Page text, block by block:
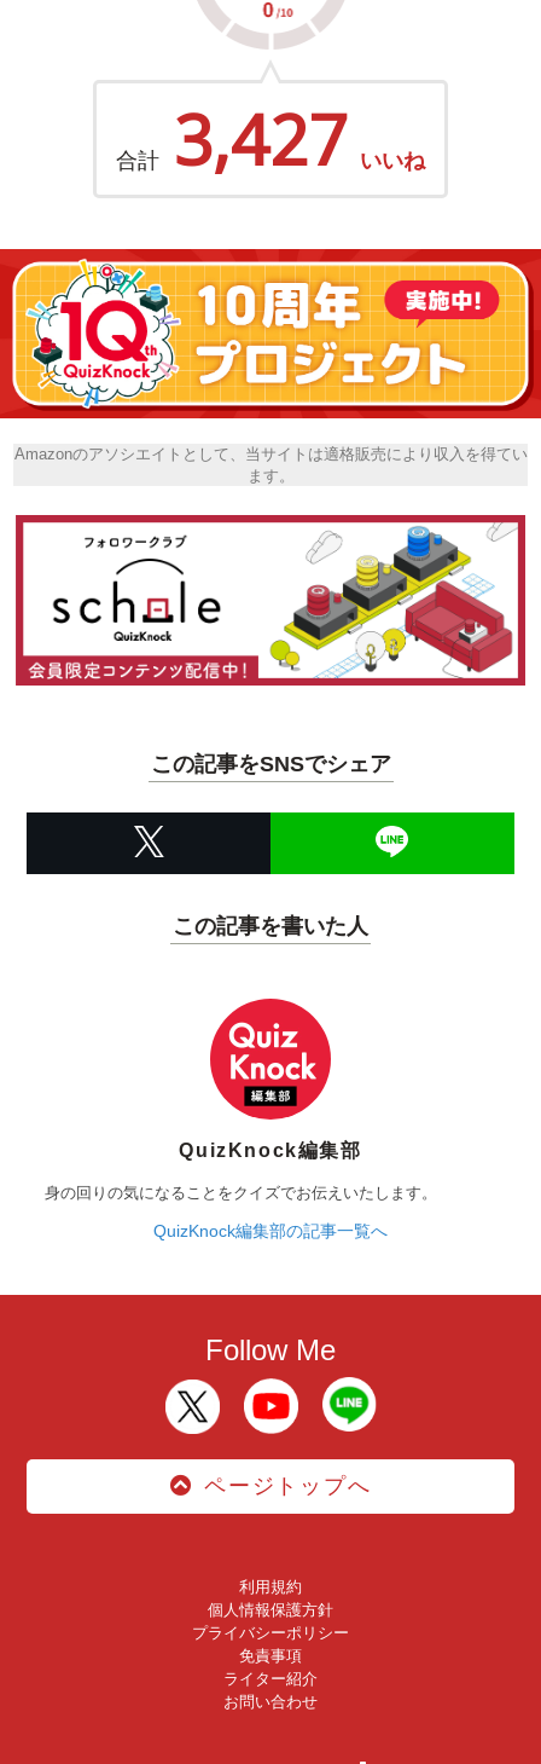
合計 3,427 いいね
Amazonのアソシエイトとして、当サイトは適格販売により収入を得てい
ます。
この記事をSNSでシェア
この記事を書いた人
QuizKnock編集部
身の回りの気になることをクイズでお伝えいたします。
QuizKnock編集部の記事一覧へ
Follow Me
ページトップへ
利用規約
個人情報保護方針
プライバシーポリシー
免責事項
ライター紹介
お問い合わせ